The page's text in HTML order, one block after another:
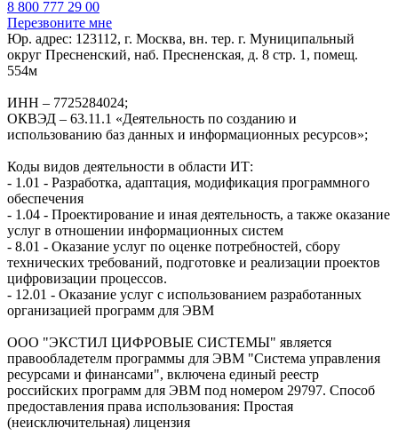
8 800 777 29 00
Перезвоните мне
Юр. адрес: 123112, г. Москва, вн. тер. г. Муниципальный
округ Пресненский, наб. Пресненская, д. 8 стр. 1, помещ.
554м
ИНН – 7725284024;
ОКВЭД – 63.11.1 «Деятельность по созданию и
использованию баз данных и информационных ресурсов»;
Коды видов деятельности в области ИТ:
- 1.01 - Разработка, адаптация, модификация программного
обеспечения
- 1.04 - Проектирование и иная деятельность, а также оказание
услуг в отношении информационных систем
- 8.01 - Оказание услуг по оценке потребностей, сбору
технических требований, подготовке и реализации проектов
цифровизации процессов.
- 12.01 - Оказание услуг с использованием разработанных
организацией программ для ЭВМ
ООО "ЭКСТИЛ ЦИФРОВЫЕ СИСТЕМЫ" является
правообладетелм программы для ЭВМ "Система управления
ресурсами и финансами", включена единый реестр
российских программ для ЭВМ под номером 29797. Cпособ
предоставления права использования: Простая
(неисключительная) лицензия